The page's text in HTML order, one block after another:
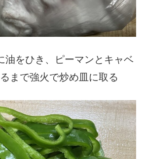
油をひき、ピーマンとキャベ
まで強火で炒め皿に取る